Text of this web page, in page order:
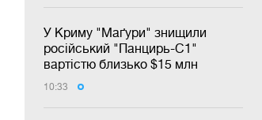
У Криму "Маґури" знищили
російський "Панцирь-С1"
вартістю близько $15 млн
10:33